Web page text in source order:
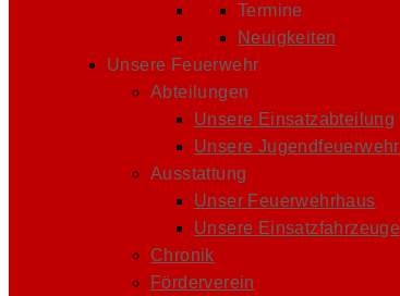
Termine
Neuigkeiten
Unsere Feuerwehr
Abteilungen
Unsere Einsatzabteilung
Unsere Jugendfeuerwehr
Ausstattung
Unser Feuerwehrhaus
Unsere Einsatzfahrzeuge
Chronik
Förderverein